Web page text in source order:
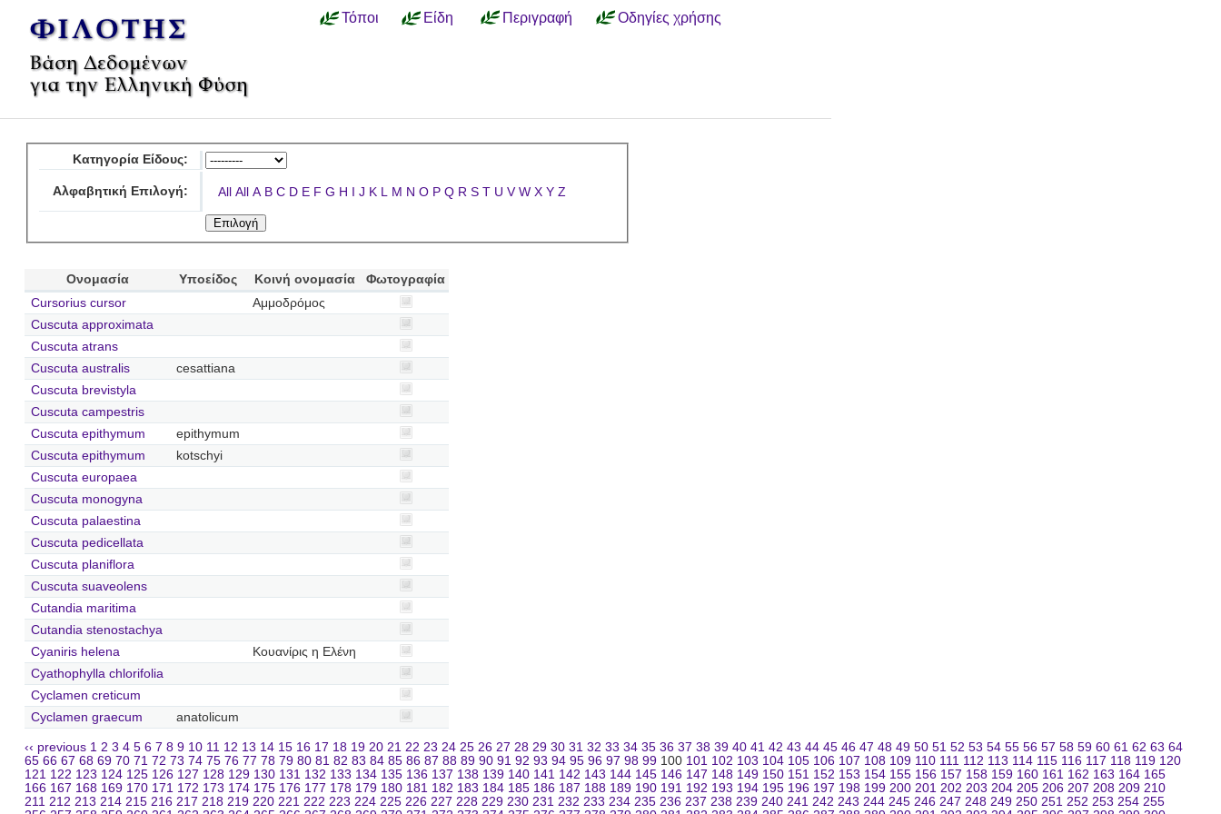
Τόποι Είδη Περιγραφή Οδηγίες χρήσης
Κατηγορία Είδους:
Αλφαβητική Επιλογή: All All A B C D E F G H I J K L M N O P Q R S T U V W X Y Z
Ονομασία Υποείδος Κοινή ονομασία
Φωτογραφία
Cursorius cursor
Αμμοδρόμος
Cuscuta approximata
Cuscuta atrans
Cuscuta australis
cesattiana
Cuscuta brevistyla
Cuscuta campestris
Cuscuta epithymum
epithymum
Cuscuta epithymum
kotschyi
Cuscuta europaea
Cuscuta monogyna
Cuscuta palaestina
Cuscuta pedicellata
Cuscuta planiflora
Cuscuta suaveolens
Cutandia maritima
Cutandia stenostachya
Cyaniris helena
Κουανίρις η Ελένη
Cyathophylla chlorifolia
Cyclamen creticum
Cyclamen graecum
anatolicum
‹‹ previous 1 2 3 4 5 6 7 8 9 10 11 12 13 14 15 16 17 18 19 20 21 22 23 24 25 26 27 28 29 30 31 32 33 34 35 36 37 38 39 40 41 42 43 44 45 46 47 48 49 50 51 52 53 54 55 56 57 58 59 60 61 62 63 64
65 66 67 68 69 70 71 72 73 74 75 76 77 78 79 80 81 82 83 84 85 86 87 88 89 90 91 92 93 94 95 96 97 98 99 100 101 102 103 104 105 106 107 108 109 110 111 112 113 114 115 116 117 118 119 120
121 122 123 124 125 126 127 128 129 130 131 132 133 134 135 136 137 138 139 140 141 142 143 144 145 146 147 148 149 150 151 152 153 154 155 156 157 158 159 160 161 162 163 164 165
166 167 168 169 170 171 172 173 174 175 176 177 178 179 180 181 182 183 184 185 186 187 188 189 190 191 192 193 194 195 196 197 198 199 200 201 202 203 204 205 206 207 208 209 210
211 212 213 214 215 216 217 218 219 220 221 222 223 224 225 226 227 228 229 230 231 232 233 234 235 236 237 238 239 240 241 242 243 244 245 246 247 248 249 250 251 252 253 254 255